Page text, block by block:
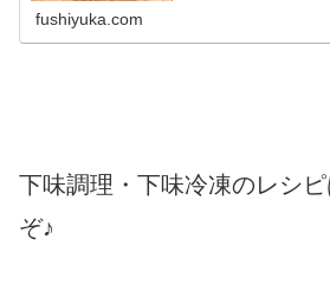
fushiyuka.com
下味調理・下味冷凍のレシピ
ぞ♪